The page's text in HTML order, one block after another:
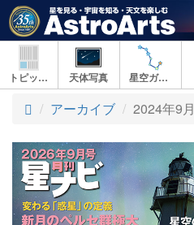
トピックス 天体写真 星空ガイド
アーカイブ 2024年9月